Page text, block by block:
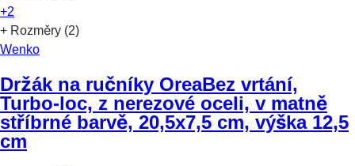
+2
+ Rozměry (2)
Wenko
Držák na ručníky OreaBez vrtání,
Turbo-loc, z nerezové oceli, v matně
stříbrné barvě, 20,5x7,5 cm, výška 12,5
cm